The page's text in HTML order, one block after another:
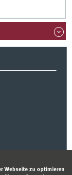
Webseite zu optimieren